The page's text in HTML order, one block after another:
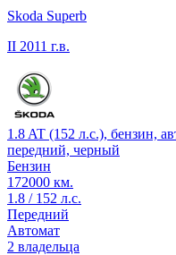
Skoda Superb
II 2011 г.в.
1.8 AT (152 л.с.), бензин,
передний, черный
Бензин
172000 км.
1.8 / 152 л.с.
Передний
Автомат
2 владельца